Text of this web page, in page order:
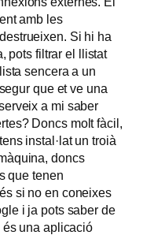
amb les
Si hi ha
pots filtrar el llistat
sencera a un
que et ve una
a mi saber
Doncs molt fàcil,
instal·lat un troià
doncs
que tenen
si no en coneixes
i ja pots saber de
una aplicació